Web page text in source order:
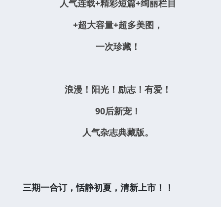
人气连载+精彩短篇+绚丽栏目
+超大容量+超多美图，
一次珍藏！
浪漫！阳光！励志！有爱！
90后新宠！
人气杂志典藏版。
三期一合订，恬静初夏，清新上市！！